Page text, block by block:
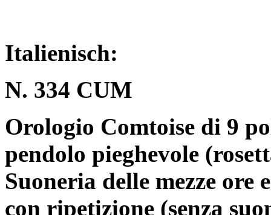
Italienisch:
N. 334 CUM
Orologio Comtoise di 9
pendolo pieghevole
Suoneria delle mezze ore
con ripetizione (senza